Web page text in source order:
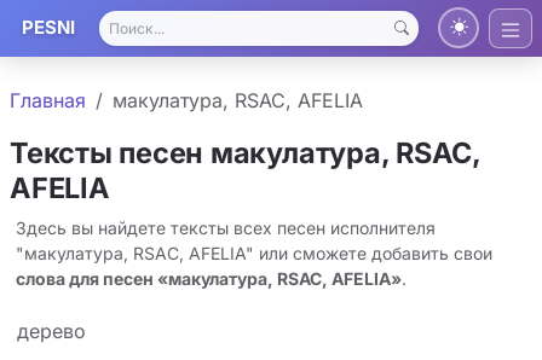
PESNI
Главная макулатура, RSAC, AFELIA
Тексты песен макулатура, RSAC,
AFELIA
Здесь вы найдете тексты всех песен исполнителя
"макулатура, RSAC, AFELIA" или сможете добавить свои
слова для песен «макулатура, RSAC, AFELIA».
дерево